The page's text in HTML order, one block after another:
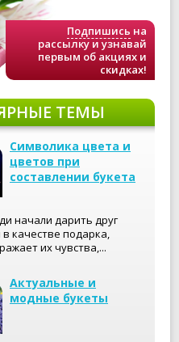
Подпишись на
рассылку и узнавай
первым об акциях и
скидках!
ТЕМЫ
Символика цвета и
цветов при
составлении букета
начали дарить друг
качестве подарка,
их чувства,...
Актуальные и
модные букеты